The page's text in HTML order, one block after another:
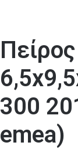
300
emea)